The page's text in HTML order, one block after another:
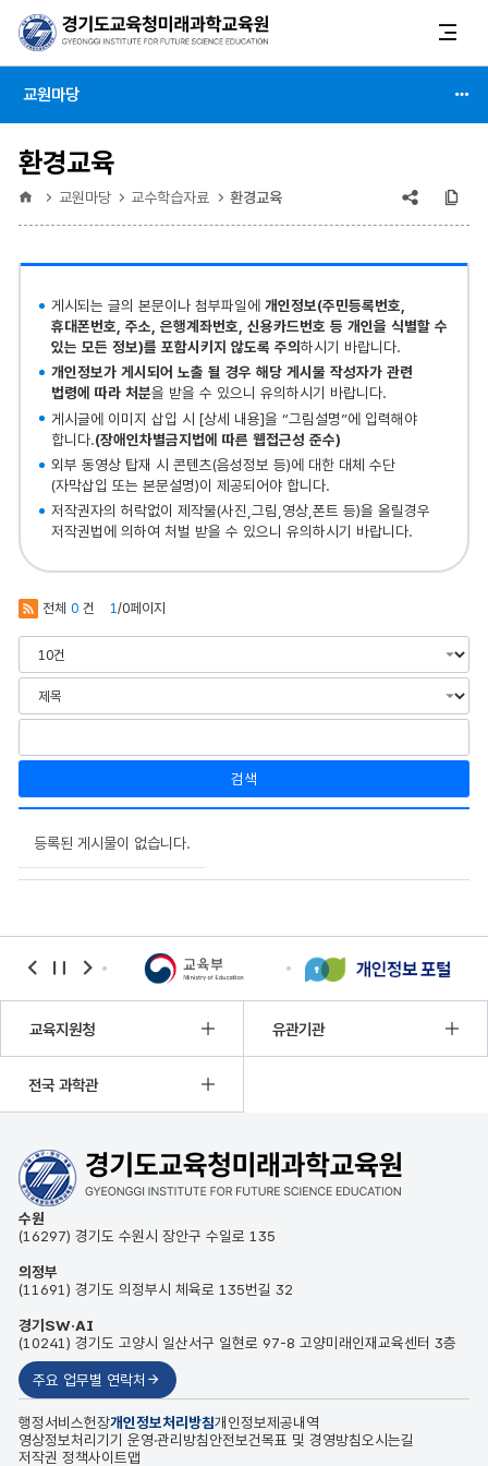
교원마당
환경교육
교원마당 교수학습자료 환경교육
공유
:
게시되는 글의 본문이나 첨부파일에 개인정보(주민등록번호,
휴대폰번호, 주소, 은행계좌번호, 신용카드번호 등 개인을 식별할 수
있는 모든 정보)를 포함시키지 않도록 주의하시기 바랍니다.
개인정보가 게시되어 노출 될 경우 해당 게시물 작성자가 관련
법령에 따라 처분을 받을 수 있으니 유의하시기 바랍니다.
게시글에 이미지 삽입 시 [상세 내용]을 “그림설명”에 입력해야
합니다.(장애인차별금지법에 따른 웹접근성 준수)
외부 동영상 탑재 시 콘텐츠(음성정보 등)에 대한 대체 수단
(자막삽입 또는 본문설명)이 제공되어야 합니다.
저작권자의 허락없이 제작물(사진,그림,영상,폰트 등)을 올릴경우
저작권법에 의하여 처벌 받을 수 있으니 유의하시기 바랍니다.
전체 0 건 1 /0페이지
검색
육
물
호,
부
명,
등
록
일,
수
정
보
를
확
할
수
습
니
다.
등록된 게시물이 없습니다.
bannerbannerbanner
교육지원청 유관기관
전국 과학관
수원
(16297) 경기도 수원시 장안구 수일로 135
의정부
(11691) 경기도 의정부시 체육로 135번길 32
경기SW·AI
(10241) 경기도 고양시 일산서구 일현로 97-8 고양미래인재교육센터 3층
주요 업무별 연락처
행정서비스헌장개인정보처리방침개인정보제공내역
영상정보처리기기 운영·관리방침안전보건목표 및 경영방침오시는길
저작권 정책사이트맵